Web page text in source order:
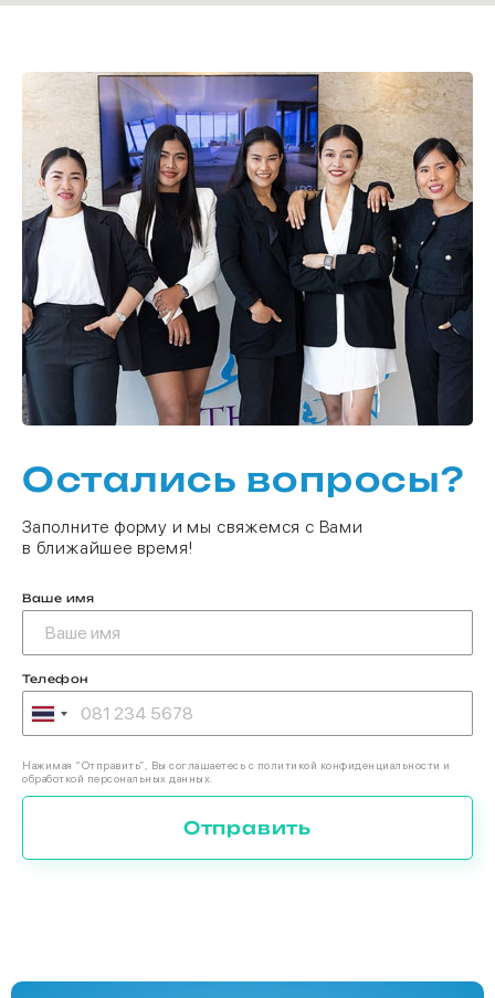
Остались вопросы?
Заполните форму и мы свяжемся с Вами
в ближайшее время!
Ваше имя
Телефон
Нажимая “Отправить”, Вы соглашаетесь с политикой конфиденциальности и
обработкой персональных данных.
Отправить